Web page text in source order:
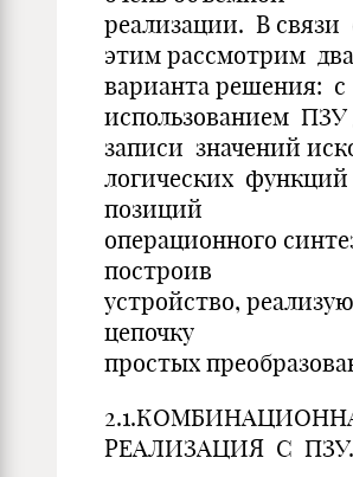
реализации. В связи
этим рассмотрим два
варианта решения: с
использованием ПЗУ
записи значений
логических функций
позиций
операционного
построив
устройство,
цепочку
простых
РЕАЛИЗАЦИЯ С ПЗУ.